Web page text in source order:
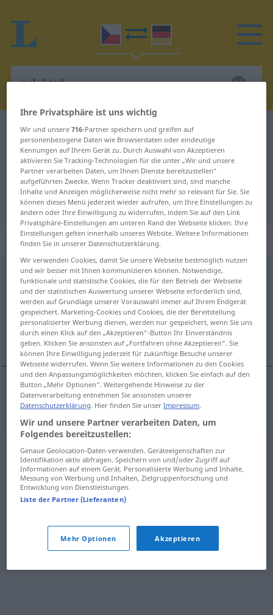
Tschechisch-Deutsch Wörterbuch celuloid
Tschechisch-Deutsch Übersetzung
für "celuloid"
"celuloid" Deutsch Übersetzung
„celuloid“: maskulin
celuloid [-ɔj-]m
Übersicht aller Übersetzungen
(Für mehr Details die Übersetzung anklicken/antippen)
Zelluloid
Zelluloidn celuloid
Ihre Privatsphäre ist uns wichtig
Wir und unsere716-Partner speichern und greifen auf
personenbezogene Daten wie Browserdaten oder eindeutige
Kennungen auf Ihrem Gerät zu. Durch Auswahl von Akzeptieren
aktivieren Sie Tracking-Technologien für die unter „Wir und unsere
Partner verarbeiten Daten, um Ihnen Dienste bereitzustellen“
aufgeführten Zwecke. Wenn Tracker deaktiviert sind, sind manche
Inhalte und Anzeigen möglicherweise nicht mehr so relevant für Sie. Sie
können dieses Menü jederzeit wieder aufrufen, um Ihre Einstellungen zu
ändern oder Ihre Einwilligung zu widerrufen, indem Sie auf den Link
Privatsphäre-Einstellungen am unteren Rand der Webseite klicken. Ihre
Einstellungen gelten innerhalb unseres Website. Weitere Informationen
finden Sie in unserer Datenschutzerklärung.
Wir verwenden Cookies, damit Sie unsere Webseite bestmöglich nutzen
und wir besser mit Ihnen kommunizieren können. Notwendige,
funktionale und statistische Cookies, die für den Betrieb der Webseite
und der statistischen Auswertung unserer Webseite erforderlich sind,
werden auf Grundlage unserer Vorauswahl immer auf Ihrem Endgerät
gespeichert. Marketing-Cookies und Cookies, die der Bereitstellung
personalisierter Werbung dienen, werden nur gespeichert, wenn Sie uns
durch einen Klick auf den „Akzeptieren“-Button Ihr Einverständnis
geben. Klicken Sie ansonsten auf „Fortfahren ohne Akzeptieren“. Sie
können Ihre Einwilligung jederzeit für zukünftige Besuche unserer
Webseite widerrufen. Wenn Sie weitere Informationen zu den Cookies
und den Anpassungsmöglichkeiten möchten, klicken Sie einfach auf den
Button „Mehr Optionen“. Weitergehende Hinweise zu der
Datenverarbeitung entnehmen Sie ansonsten unserer
Datenschutzerklärung. Hier finden Sie unserImpressum.
Wir und unsere Partner verarbeiten Daten, um
Folgendes bereitzustellen:
Genaue Geolocation-Daten verwenden. Geräteeigenschaften zur
Identifikation aktiv abfragen. Speichern von und/oder Zugriff auf
Informationen auf einem Gerät. Personalisierte Werbung und Inhalte,
Messung von Werbung und Inhalten, Zielgruppenforschung und
Entwicklung von Dienstleistungen.
Liste der Partner (Lieferanten)
Mehr Optionen Akzeptieren